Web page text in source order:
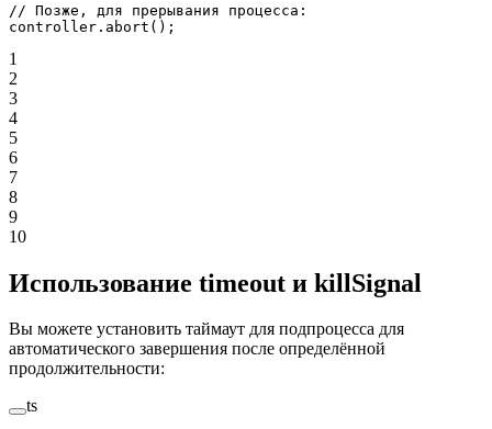
// Позже, для прерывания процесса:
controller. abort ();
1
2
3
4
5
6
7
8
9
10
Использование timeout и killSignal
Вы можете установить таймаут для подпроцесса для
автоматического завершения после определённой
продолжительности:
ts